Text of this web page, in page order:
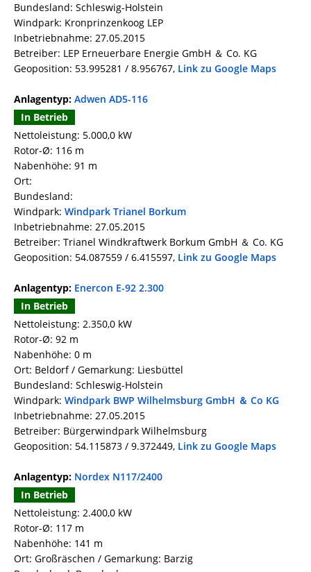
Bundesland: Schleswig-Holstein
Windpark: Kronprinzenkoog LEP
Inbetriebnahme: 27.05.2015
Betreiber: LEP Erneuerbare Energie GmbH ＆ Co. KG
Geoposition: 53.995281 / 8.956767, Link zu Google Maps
Anlagentyp: Adwen AD5-116
In Betrieb
Nettoleistung: 5.000,0 kW
Rotor-Ø: 116 m
Nabenhöhe: 91 m
Ort:
Bundesland:
Windpark: Windpark Trianel Borkum
Inbetriebnahme: 27.05.2015
Betreiber: Trianel Windkraftwerk Borkum GmbH ＆ Co. KG
Geoposition: 54.087559 / 6.415597, Link zu Google Maps
Anlagentyp: Enercon E-92 2.300
In Betrieb
Nettoleistung: 2.350,0 kW
Rotor-Ø: 92 m
Nabenhöhe: 0 m
Ort: Beldorf / Gemarkung: Liesbüttel
Bundesland: Schleswig-Holstein
Windpark: Windpark BWP Wilhelmsburg GmbH ＆ Co KG
Inbetriebnahme: 27.05.2015
Betreiber: Bürgerwindpark Wilhelmsburg
Geoposition: 54.115873 / 9.372449, Link zu Google Maps
Anlagentyp: Nordex N117/2400
In Betrieb
Nettoleistung: 2.400,0 kW
Rotor-Ø: 117 m
Nabenhöhe: 141 m
Ort: Großräschen / Gemarkung: Barzig